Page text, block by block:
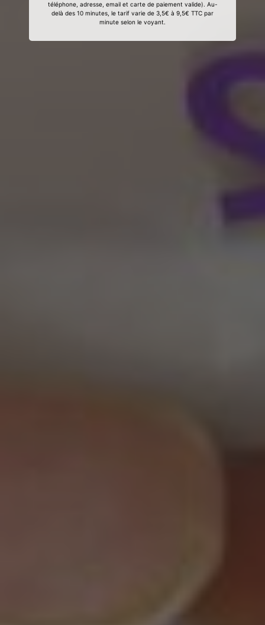
téléphone, adresse, email et carte de paiement valide). Au-
delà des 10 minutes, le tarif varie de 3,5€ à 9,5€ TTC par
minute selon le voyant.